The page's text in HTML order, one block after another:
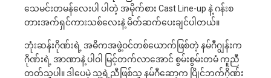
သေမင်းတမန်လေးပါ ပါတဲ့ အမိုက်စား Cast Line-up နဲ့ ဂန်းစ
တားအက်ရှင်ကားသစ်လေးနဲ့ မိတ်ဆက်ပေးချင်ပါတယ်။
ဘုံးဆန်းဂိုဏ်းရဲ့ အဓိကအဖွဲ့ဝင်တစ်ယောက်ဖြစ်တဲ့ နမ်ဂီဂျွန်းက
ဂိုဏ်းရဲ့ အာဏာနဲ့ ပါဝါ မြင့်တက်လာအောင် စွမ်းစွမ်းတမံ ကူညီ
တတ်သူပါ။ ဒါပေမဲ့ သူ့ရဲ့ညီဖြစ်သူ နမ်ဂီဆော့က ပြိုင်ဘက်ဂိုဏ်း